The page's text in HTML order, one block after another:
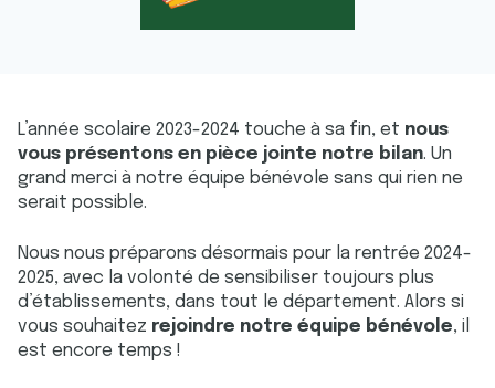
L’année scolaire 2023-2024 touche à sa fin, et nous
vous présentons en pièce jointe notre bilan. Un
grand merci à notre équipe bénévole sans qui rien ne
serait possible.
Nous nous préparons désormais pour la rentrée 2024-
2025, avec la volonté de sensibiliser toujours plus
d’établissements, dans tout le département. Alors si
vous souhaitez rejoindre notre équipe bénévole, il
est encore temps !